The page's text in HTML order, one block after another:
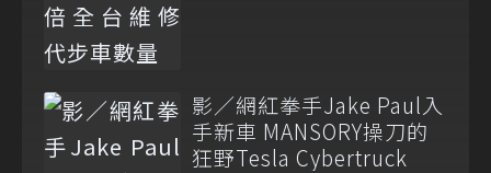
影／網紅拳手Jake Paul入
手新車 MANSORY操刀的
狂野Tesla Cybertruck